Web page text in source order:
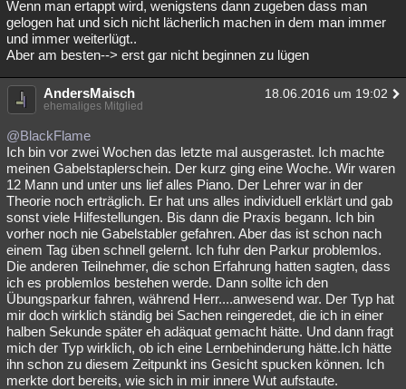
Wenn man ertappt wird, wenigstens dann zugeben dass man
gelogen hat und sich nicht lächerlich machen in dem man immer
und immer weiterlügt..
Aber am besten--> erst gar nicht beginnen zu lügen
AndersMaisch 18.06.2016 um 19:02
ehemaliges Mitglied
@BlackFlame
Ich bin vor zwei Wochen das letzte mal ausgerastet. Ich machte
meinen Gabelstaplerschein. Der kurz ging eine Woche. Wir waren
12 Mann und unter uns lief alles Piano. Der Lehrer war in der
Theorie noch erträglich. Er hat uns alles individuell erklärt und gab
sonst viele Hilfestellungen. Bis dann die Praxis begann. Ich bin
vorher noch nie Gabelstabler gefahren. Aber das ist schon nach
einem Tag üben schnell gelernt. Ich fuhr den Parkur problemlos.
Die anderen Teilnehmer, die schon Erfahrung hatten sagten, dass
ich es problemlos bestehen werde. Dann sollte ich den
Übungsparkur fahren, während Herr....anwesend war. Der Typ hat
mir doch wirklich ständig bei Sachen reingeredet, die ich in einer
halben Sekunde später eh adäquat gemacht hätte. Und dann fragt
mich der Typ wirklich, ob ich eine Lernbehinderung hätte.Ich hätte
ihn schon zu diesem Zeitpunkt ins Gesicht spucken können. Ich
merkte dort bereits, wie sich in mir innere Wut aufstaute.